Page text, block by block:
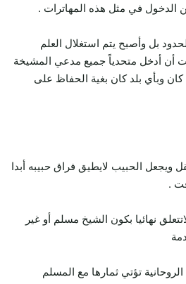
في مثل هذه المهاترات .
بل وأصبح يتم استغلال العلم
أن أدخل متحدياً جميع مدعي المشيخة
وبأي بلد كان بغية الحفاظ على
ويجعل الحبيب لايطيق فراق حبيبه أبدا
.
نهائيا بكون الشيخ مسلم أو غير
تؤتي ثمارها مع المسلم